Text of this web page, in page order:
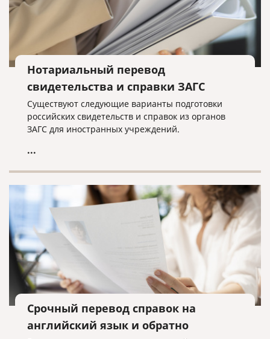
Нотариальный перевод
свидетельства и справки ЗАГС
Существуют следующие варианты подготовки
российских свидетельств и справок из органов
ЗАГС для иностранных учреждений.
...
Срочный перевод справок на
английский язык и обратно